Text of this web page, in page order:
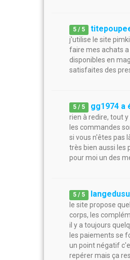
5 / 5
j'utilise le site
faire mes achats
disponibles en
satisfaites des
5 / 5 gg1974 a
rien à redire, tout
les commandes
si vous n'êtes pas
très bien aussi les
pour moi un des
5 / 5
le site propose
corps, les
il y a toujours
les paiements se
un point négatif
repérer mais ça